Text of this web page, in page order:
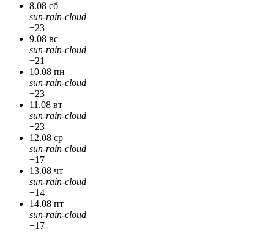
8.08 сб
sun-rain-cloud
+23
9.08 вс
sun-rain-cloud
+21
10.08 пн
sun-rain-cloud
+23
11.08 вт
sun-rain-cloud
+23
12.08 ср
sun-rain-cloud
+17
13.08 чт
sun-rain-cloud
+14
14.08 пт
sun-rain-cloud
+17